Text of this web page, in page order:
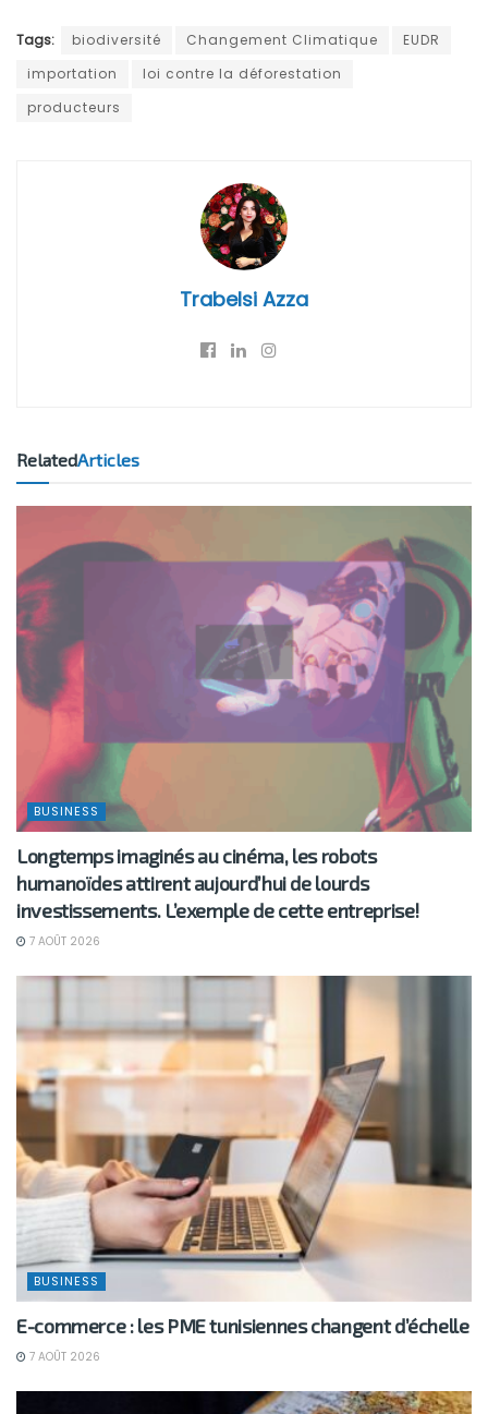
Tags: biodiversité Changement Climatique
EUDR
importation
loi contre la déforestation
producteurs
Trabelsi Azza
RelatedArticles
BUSINESS
Longtemps imaginés au cinéma, les robots
humanoïdes attirent aujourd’hui de lourds
investissements. L’exemple de cette entreprise!
7 AOÛT 2026
BUSINESS
E-commerce : les PME tunisiennes changent d’échelle
7 AOÛT 2026